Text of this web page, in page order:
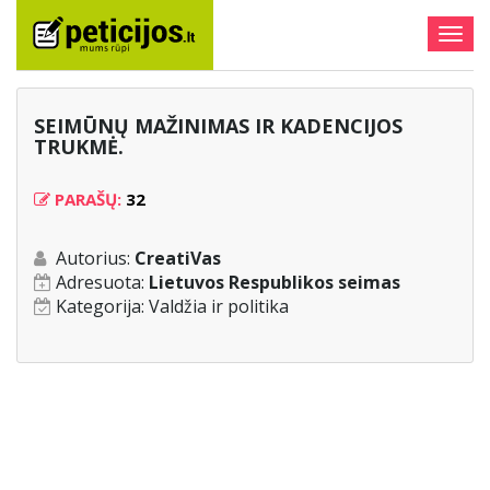
SEIMŪNŲ MAŽINIMAS IR KADENCIJOS
TRUKMĖ.
PARAŠŲ: 32
Autorius: CreatiVas
Adresuota: Lietuvos Respublikos seimas
Kategorija: Valdžia ir politika